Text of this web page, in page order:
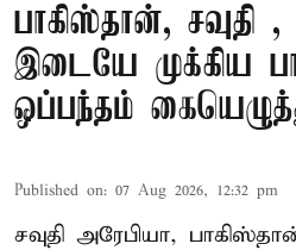
பாகிஸ்தான், சவுதி ,
இடையே முக்கிய
ஒப்பந்தம்
Published on: 07 Aug 2026, 12:32 pm
சவுதி அரேபியா,